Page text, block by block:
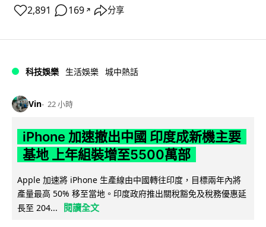
2,891 169 ↗ 分享
科技娛樂 生活娛樂 城中熱話
Vin 22 小時
iPhone 加速撤出中國 印度成新機主要
基地 上年組裝增至5500萬部
Apple 加速將 iPhone 生產線由中國轉往印度，目標兩年內將
產量最高 50% 移至當地。印度政府推出關稅豁免及稅務優惠延
長至 204...
閱讀全文